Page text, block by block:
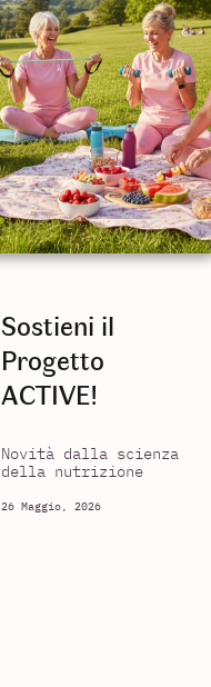
Sostieni il
Progetto
ACTIVE!
Novità dalla scienza
della nutrizione
26 Maggio, 2026